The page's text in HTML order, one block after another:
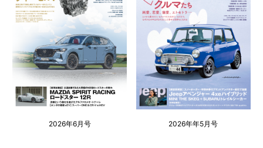
2026年6月号 2026年年5月号